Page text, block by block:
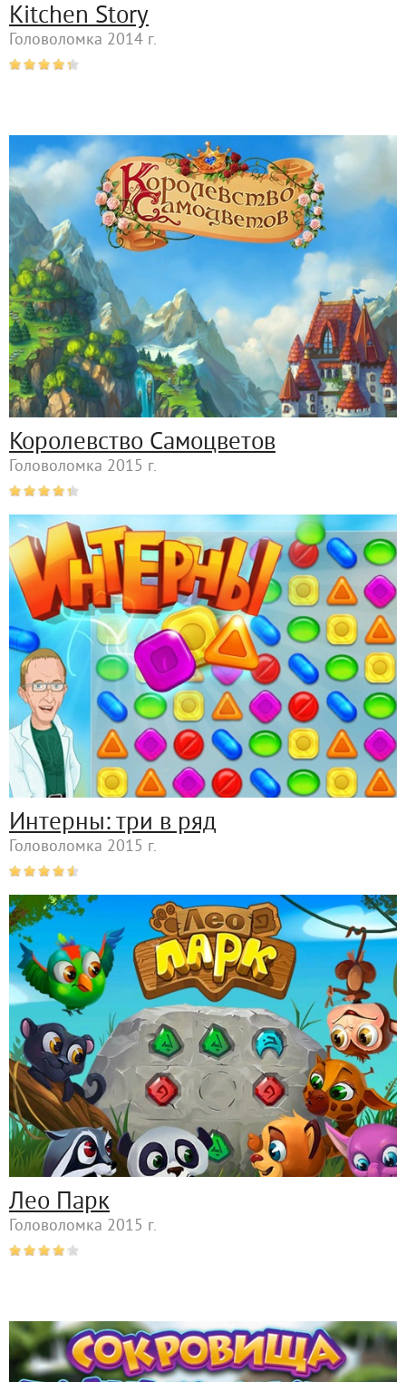
Kitchen Story
Головоломка 2014 г.
Королевство Самоцветов
Головоломка 2015 г.
Интерны: три в ряд
Головоломка 2015 г.
Лео Парк
Головоломка 2015 г.